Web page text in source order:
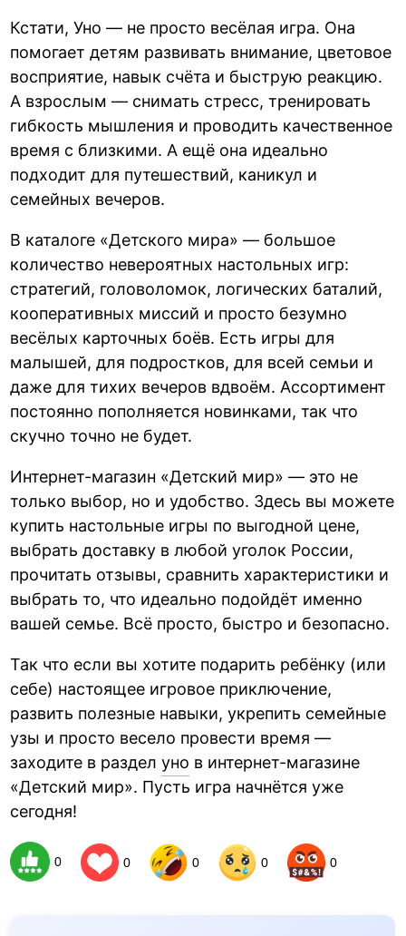
Кстати, Уно — не просто весёлая игра. Она
помогает детям развивать внимание, цветовое
восприятие, навык счёта и быструю реакцию.
А взрослым — снимать стресс, тренировать
гибкость мышления и проводить качественное
время с близкими. А ещё она идеально
подходит для путешествий, каникул и
семейных вечеров.
В каталоге «Детского мира» — большое
количество невероятных настольных игр:
стратегий, головоломок, логических баталий,
кооперативных миссий и просто безумно
весёлых карточных боёв. Есть игры для
малышей, для подростков, для всей семьи и
даже для тихих вечеров вдвоём. Ассортимент
постоянно пополняется новинками, так что
скучно точно не будет.
Интернет-магазин «Детский мир» — это не
только выбор, но и удобство. Здесь вы можете
купить настольные игры по выгодной цене,
выбрать доставку в любой уголок России,
прочитать отзывы, сравнить характеристики и
выбрать то, что идеально подойдёт именно
вашей семье. Всё просто, быстро и безопасно.
Так что если вы хотите подарить ребёнку (или
себе) настоящее игровое приключение,
развить полезные навыки, укрепить семейные
узы и просто весело провести время —
заходите в разделуно в интернет-магазине
«Детский мир». Пусть игра начнётся уже
сегодня!
0 0 0 0 0